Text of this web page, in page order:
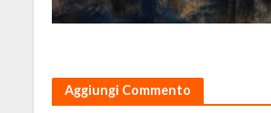
Aggiungi Commento